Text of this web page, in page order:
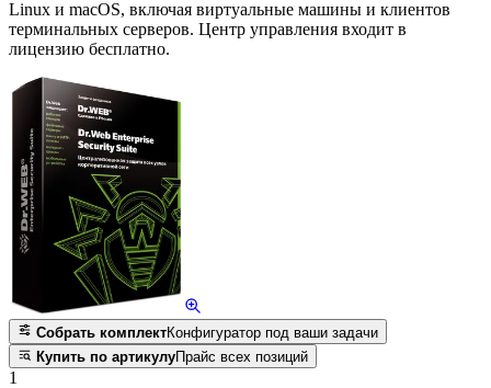
Linux и macOS, включая виртуальные машины и клиентов
терминальных серверов. Центр управления входит в
лицензию бесплатно.
Собрать комплектКонфигуратор под ваши задачи
Купить по артикулуПрайс всех позиций
1